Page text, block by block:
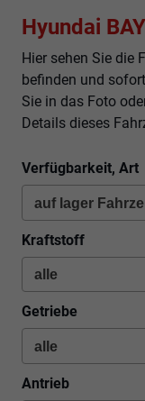
Hyundai
Hier sehen Sie die
befinden und
Sie in das Foto
Details dieses
Verfügbarkeit, Art
Kraftstoff
Getriebe
Antrieb